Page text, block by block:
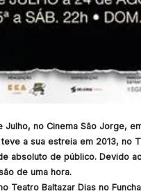
Julho, no Cinema São Jorge,
teve a sua estreia em 2013, no
absoluto de público. Devido
de uma hora.
Teatro Baltazar Dias no